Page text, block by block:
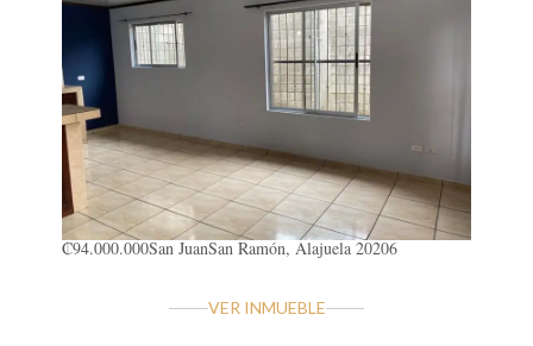
₡94.000.000San JuanSan Ramón, Alajuela 20206
VER INMUEBLE